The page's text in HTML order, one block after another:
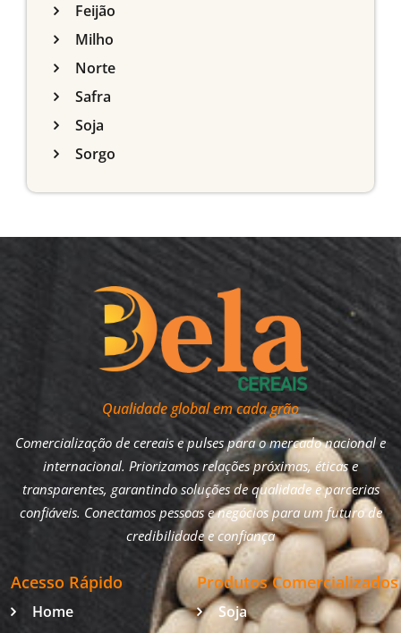
Feijão
Milho
Norte
Safra
Soja
Sorgo
Qualidade global em cada grão
Comercialização de cereais e pulses para o mercado nacional e
internacional. Priorizamos relações próximas, éticas e
transparentes, garantindo soluções de qualidade e parcerias
confiáveis. Conectamos pessoas e negócios para um futuro de
credibilidade e confiança
Acesso Rápido
Home
Produtos Comercializados
Soja